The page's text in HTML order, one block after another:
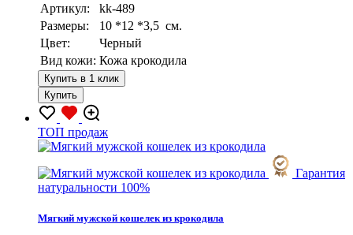
Артикул:
kk-489
Размеры:
10 *12 *3,5 см.
Цвет:
Черный
Вид кожи: Кожа крокодила
Купить в 1 клик
Купить
TOП продаж
Гарантия
натуральности 100%
Мягкий мужской кошелек из крокодила